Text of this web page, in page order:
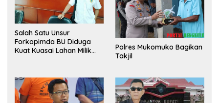
Salah Satu Unsur
Forkopimda BU Diduga
Kuat Kuasai Lahan Milik
Polres Mukomuko Bagikan
Takjil